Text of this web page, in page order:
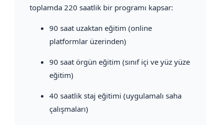
toplamda 220 saatlik bir programı kapsar:
90 saat uzaktan eğitim (online
platformlar üzerinden)
90 saat örgün eğitim (sınıf içi ve yüz yüze
eğitim)
40 saatlik staj eğitimi (uygulamalı saha
çalışmaları)